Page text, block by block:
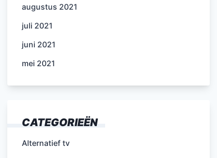
augustus 2021
juli 2021
juni 2021
mei 2021
CATEGORIEËN
Alternatief tv